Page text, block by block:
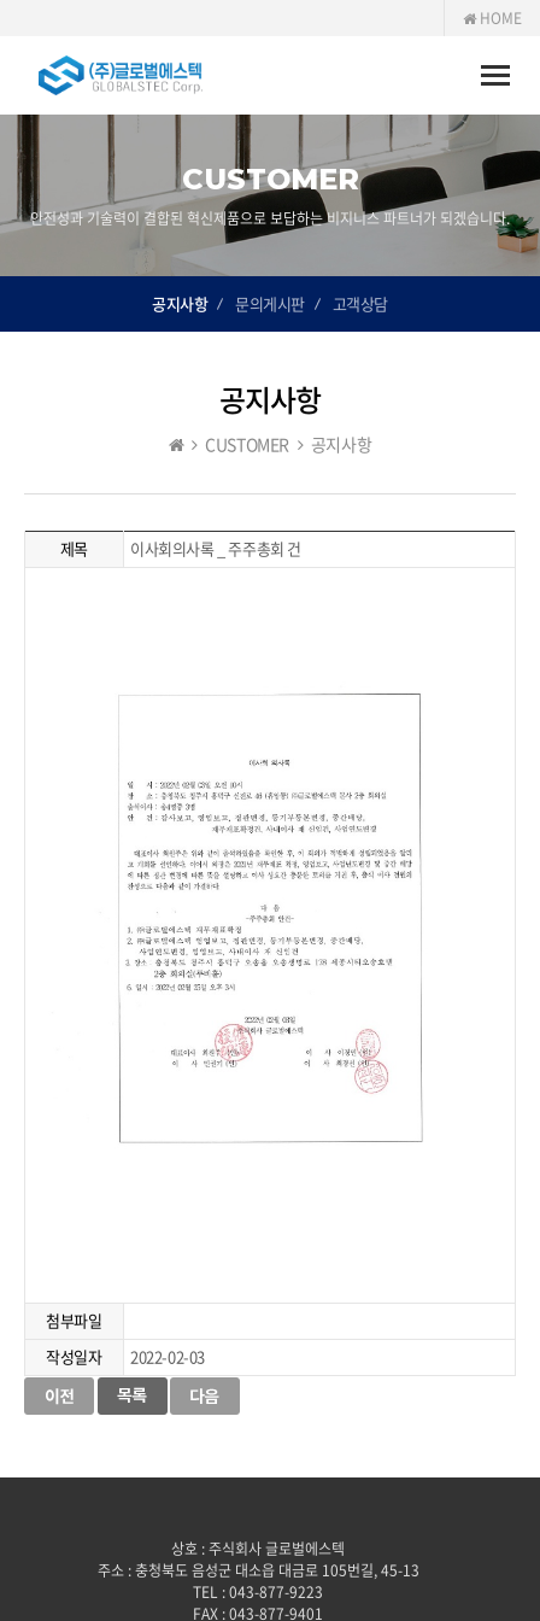
HOME
Toggle
CUSTOMER
안전성과 기술력이 결합된 혁신제품으로 보답하는 비지니스 파트너가 되겠습니다.
공지사항 문의게시판 고객상담
공지사항
CUSTOMER 공지사항
제목 이사회의사록 _ 주주총회 건
첨부파일
작성일자
2022-02-03
상호 : 주식회사 글로벌에스텍
주소 : 충청북도 음성군 대소읍 대금로 105번길, 45-13
TEL : 043-877-9223
FAX : 043-877-9401